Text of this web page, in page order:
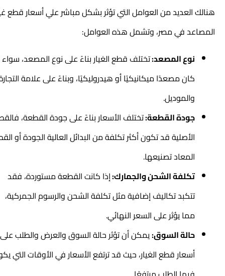
هنالك العديد من العوامل التي تؤثر بشكل مباشر علي أسعار قطع غيار
المصاعد في مصر، وتشمل هذه العوامل:
نوع المصعد:تختلف قطع الغيار بناءً على نوع المصعد، سواء
كان مصعدًا ميكانيكيًا أو هيدروليكيًا، وبناءً على علامة التجارة
والموديل.
جودة القطعة:تختلف الأسعار بناءً على جودة القطعة، فالقطع
الأصلية قد تكون أكثر تكلفة من البدائل العالية الجودة أو القطع
المعاد تصنيعها.
تكلفة الشحن والجمارك:إذا كانت القطعة مستوردة، فقد
تتكبد تكاليف إضافية مثل تكلفة الشحن والرسوم الجمركية،
مما يؤثر على السعر النهائي.
حالة السوق:يمكن أن تؤثر حالة السوق والعرض والطلب على
أسعار قطع الغيار، حيث قد ترتفع الأسعار في الأوقات التي يكون